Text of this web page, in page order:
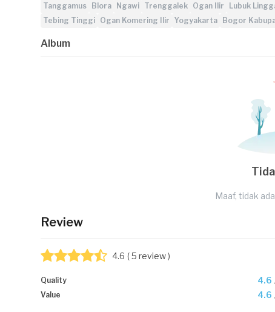
Tanggamus Blora Ngawi Trenggalek Ogan Ilir Lubuk
Tebing Tinggi Ogan Komering Ilir Yogyakarta Bogor
Album
Maaf, tidak
Review
4.6 ( 5 review )
Quality 4.6
Value 4.6